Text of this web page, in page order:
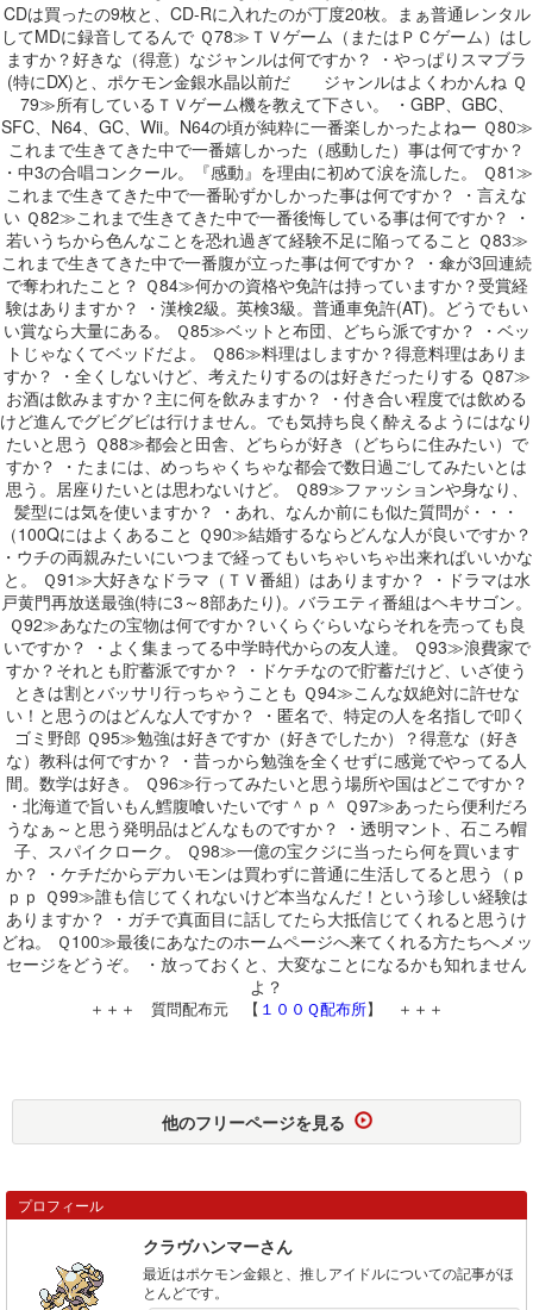
CDは買ったの9枚と、CD-Rに入れたのが丁度20枚。まぁ普通レンタル
してMDに録音してるんで Ｑ78≫ＴＶゲーム（またはＰＣゲーム）はし
ますか？好きな（得意）なジャンルは何ですか？ ・やっぱりスマブラ
(特にDX)と、ポケモン金銀水晶以前だ ジャンルはよくわかんね Ｑ
79≫所有しているＴＶゲーム機を教えて下さい。 ・GBP、GBC、
SFC、N64、GC、Wii。N64の頃が純粋に一番楽しかったよねー Ｑ80≫
これまで生きてきた中で一番嬉しかった（感動した）事は何ですか？
・中3の合唱コンクール。『感動』を理由に初めて涙を流した。 Ｑ81≫
これまで生きてきた中で一番恥ずかしかった事は何ですか？ ・言えな
い Ｑ82≫これまで生きてきた中で一番後悔している事は何ですか？ ・
若いうちから色んなことを恐れ過ぎて経験不足に陥ってること Ｑ83≫
これまで生きてきた中で一番腹が立った事は何ですか？ ・傘が3回連続
で奪われたこと？ Ｑ84≫何かの資格や免許は持っていますか？受賞経
験はありますか？ ・漢検2級。英検3級。普通車免許(AT)。どうでもい
い賞なら大量にある。 Ｑ85≫ベットと布団、どちら派ですか？ ・ベッ
トじゃなくてベッドだよ。 Ｑ86≫料理はしますか？得意料理はありま
すか？ ・全くしないけど、考えたりするのは好きだったりする Ｑ87≫
お酒は飲みますか？主に何を飲みますか？ ・付き合い程度では飲める
けど進んでグビグビは行けません。でも気持ち良く酔えるようにはなり
たいと思う Ｑ88≫都会と田舎、どちらが好き（どちらに住みたい）で
すか？ ・たまには、めっちゃくちゃな都会で数日過ごしてみたいとは
思う。居座りたいとは思わないけど。 Ｑ89≫ファッションや身なり、
髪型には気を使いますか？ ・あれ、なんか前にも似た質問が・・・
（100Qにはよくあること Ｑ90≫結婚するならどんな人が良いですか？
・ウチの両親みたいにいつまで経ってもいちゃいちゃ出来ればいいかな
と。 Ｑ91≫大好きなドラマ（ＴＶ番組）はありますか？ ・ドラマは水
戸黄門再放送最強(特に3～8部あたり)。バラエティ番組はヘキサゴン。
Ｑ92≫あなたの宝物は何ですか？いくらぐらいならそれを売っても良
いですか？ ・よく集まってる中学時代からの友人達。 Ｑ93≫浪費家で
すか？それとも貯蓄派ですか？ ・ドケチなので貯蓄だけど、いざ使う
ときは割とバッサリ行っちゃうことも Ｑ94≫こんな奴絶対に許せな
い！と思うのはどんな人ですか？ ・匿名で、特定の人を名指しで叩く
ゴミ野郎 Ｑ95≫勉強は好きですか（好きでしたか）？得意な（好き
な）教科は何ですか？ ・昔っから勉強を全くせずに感覚でやってる人
間。数学は好き。 Ｑ96≫行ってみたいと思う場所や国はどこですか？
・北海道で旨いもん鱈腹喰いたいです＾ｐ＾ Ｑ97≫あったら便利だろ
うなぁ～と思う発明品はどんなものですか？ ・透明マント、石ころ帽
子、スパイクローク。 Ｑ98≫一億の宝クジに当ったら何を買います
か？ ・ケチだからデカいモンは買わずに普通に生活してると思う（ｐ
ｐｐ Ｑ99≫誰も信じてくれないけど本当なんだ！という珍しい経験は
ありますか？ ・ガチで真面目に話してたら大抵信じてくれると思うけ
どね。 Ｑ100≫最後にあなたのホームページへ来てくれる方たちへメッ
セージをどうぞ。 ・放っておくと、大変なことになるかも知れません
よ？
＋＋＋ 質問配布元 【 １００Ｑ配布所】 ＋＋＋
他のフリーページを見る
プロフィール
クラヴハンマーさん
最近はポケモン金銀と、推しアイドルについての記事がほ
とんどです。